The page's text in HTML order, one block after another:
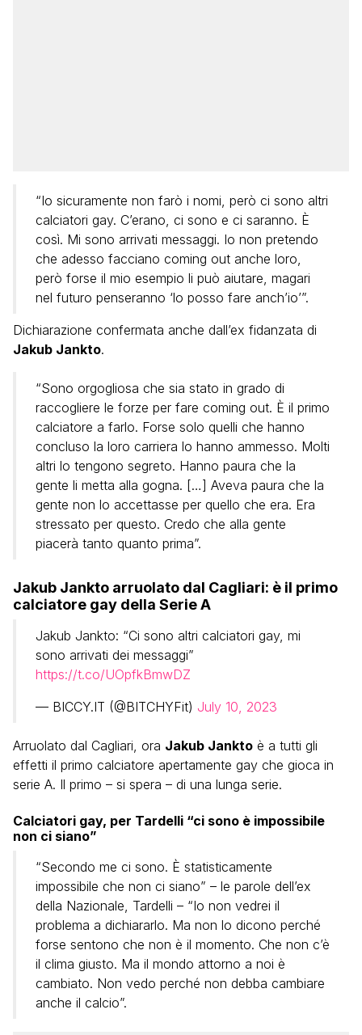
“Io sicuramente non farò i nomi, però ci sono altri
calciatori gay. C’erano, ci sono e ci saranno. È
così. Mi sono arrivati messaggi. Io non pretendo
che adesso facciano coming out anche loro,
però forse il mio esempio li può aiutare, magari
nel futuro penseranno ‘lo posso fare anch’io’”.
Dichiarazione confermata anche dall’ex fidanzata di
Jakub Jankto.
“Sono orgogliosa che sia stato in grado di
raccogliere le forze per fare coming out. È il primo
calciatore a farlo. Forse solo quelli che hanno
concluso la loro carriera lo hanno ammesso. Molti
altri lo tengono segreto. Hanno paura che la
gente li metta alla gogna. […] Aveva paura che la
gente non lo accettasse per quello che era. Era
stressato per questo. Credo che alla gente
piacerà tanto quanto prima”.
Jakub Jankto arruolato dal Cagliari: è il primo
calciatore gay della Serie A
Jakub Jankto: “Ci sono altri calciatori gay, mi
sono arrivati dei messaggi”
https://t.co/UOpfkBmwDZ
— BICCY.IT (@BITCHYFit) July 10, 2023
Arruolato dal Cagliari, ora Jakub Jankto è a tutti gli
effetti il primo calciatore apertamente gay che gioca in
serie A. Il primo – si spera – di una lunga serie.
Calciatori gay, per Tardelli “ci sono è impossibile
non ci siano”
“Secondo me ci sono. È statisticamente
impossibile che non ci siano” – le parole dell’ex
della Nazionale, Tardelli – “Io non vedrei il
problema a dichiararlo. Ma non lo dicono perché
forse sentono che non è il momento. Che non c’è
il clima giusto. Ma il mondo attorno a noi è
cambiato. Non vedo perché non debba cambiare
anche il calcio”.